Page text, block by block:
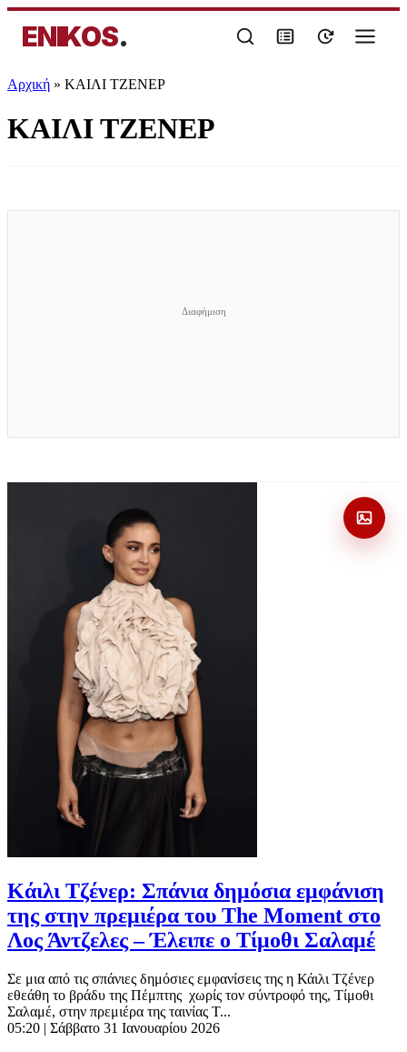
ENIKOS.
Αρχική » ΚΑΙΛΙ ΤΖΕΝΕΡ
ΚΑΙΛΙ ΤΖΕΝΕΡ
Κάιλι Τζένερ: Σπάνια δημόσια εμφάνιση
της στην πρεμιέρα του The Moment στο
Λος Άντζελες – Έλειπε ο Τίμοθι Σαλαμέ
Σε μια από τις σπάνιες δημόσιες εμφανίσεις της η Κάιλι Τζένερ
εθεάθη το βράδυ της Πέμπτης χωρίς τον σύντροφό της, Τίμοθι
Σαλαμέ, στην πρεμιέρα της ταινίας T...
05:20 | Σάββατο 31 Ιανουαρίου 2026